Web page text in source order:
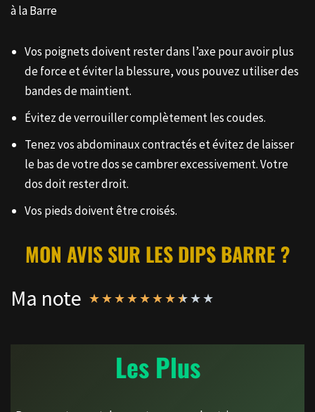
à la Barre
Vos poignets doivent rester dans l’axe pour avoir plus
de force et éviter la blessure, vous pouvez utiliser des
bandes de maintient.
Évitez de verrouiller complètement les coudes.
Tenez vos abdominaux contractés et évitez de laisser
le bas de votre dos se cambrer excessivement. Votre
dos doit rester droit.
Vos pieds doivent être croisés.
MON AVIS SUR LES DIPS BARRE ?
Ma note ★★★★★★★★★★
Les Plus